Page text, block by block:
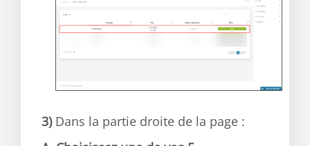
3)Dans la partie droite de la page :